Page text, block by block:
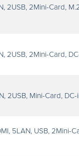
2Mini-Card,
2Mini-Card, DC-
Mini-Card, DC-
5LAN, USB, 2Mini-